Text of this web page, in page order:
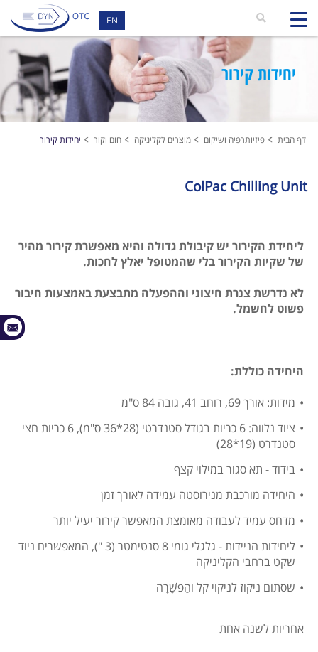
EN
יחידות קירור
דף הבית פיזיותרפיה ושיקום מוצרים לקליניקה חום וקור יחידות קירור
ColPac Chilling Unit
ליחידת הקירור יש קיבולת גדולה והיא מאפשרת קירור מהיר
של שקיות הקירור בלי שהמטופל יאלץ לחכות.
לא נדרשת צנרת חיצוני וההפעלה מתבצעת באמצעות חיבור
פשוט לחשמל.
היחידה כוללת:
מידות: אורך 69, רוחב 41, גובה 84 ס"מ
ציוד נלווה: 6 כריות בגודל סטנדרטי (28*36 ס"מ), 6 כריות חצי
סטנדרט (19*28)
בידוד - תא סגור במילוי קצף
היחידה מורכבת מנירוסטה עמידה לאורך זמן
מדחס עמיד לעבודה מאומצת המאפשר קירור יעיל יותר
ליחידות הניידות - גלגלי גומי 8 סנטימטר (3 "), המאפשרים ניוד
שקט ברחבי הקליניקה
שסתום ניקוז לניקוי קל והַפשָׁרָה
אחריות לשנה אחת